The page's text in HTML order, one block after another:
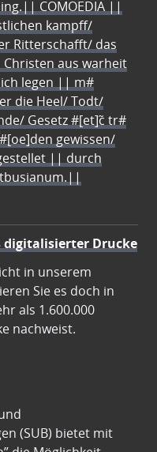
COMOEDIA ||
kampff/
Ritterschafft/ das
aus warheit
legen || m#
die Heel/ Todt/
Gesetz #[et]c̃ tr#
gewissen/
|| durch
digitalisierter Drucke
in unserem
Sie es doch in
als 1.600.000
nachweist.
(SUB) bietet mit